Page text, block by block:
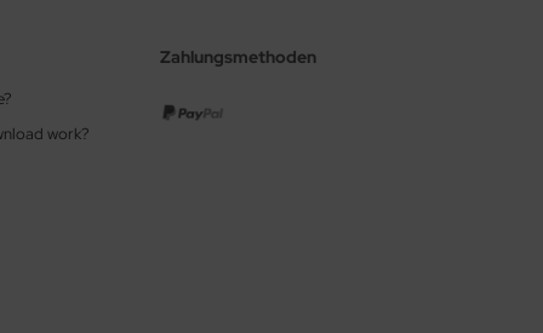
work?
Zahlungsmethoden